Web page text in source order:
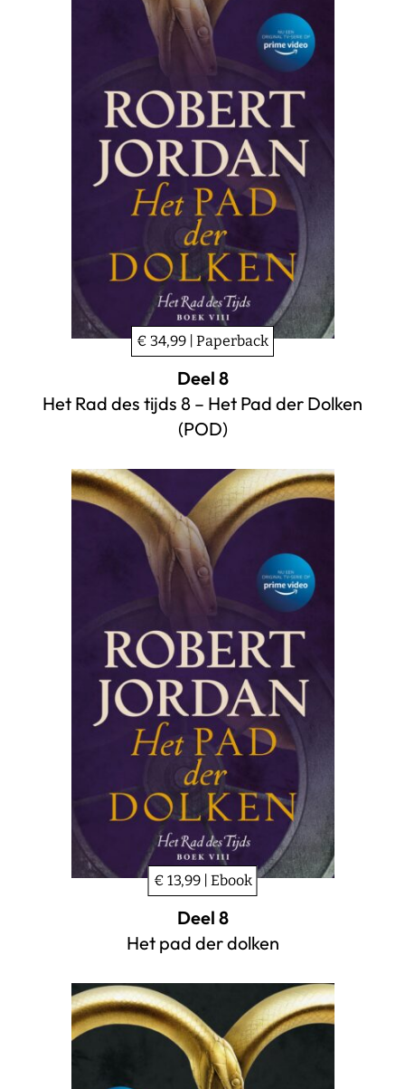
€ 34,99 | Paperback
Deel 8
Het Rad des tijds 8 – Het Pad der Dolken
(POD)
€ 13,99 | Ebook
Deel 8
Het pad der dolken